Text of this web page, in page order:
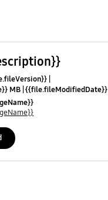
MB {{file.fileModifiedDate}}